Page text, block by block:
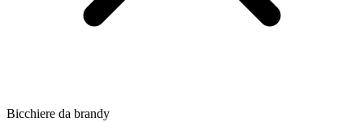
Bicchiere da brandy